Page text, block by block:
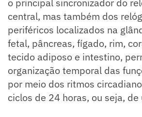
o principal sincronizador do
central, mas também dos
periféricos localizados na
fetal, pâncreas, fígado, rim,
tecido adiposo e intestino,
organização temporal das
por meio dos ritmos
ciclos de 24 horas, ou seja, de